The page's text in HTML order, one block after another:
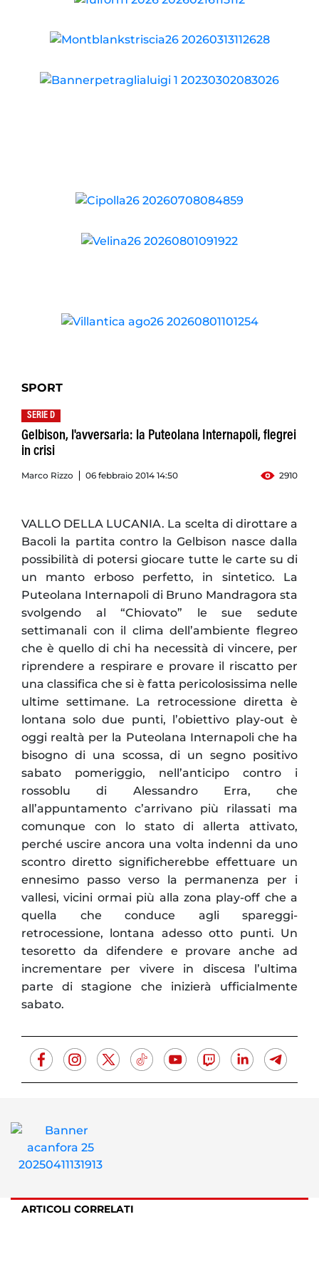
SPORT
SERIE D
Gelbison, l'avversaria: la Puteolana Internapoli, flegrei
in crisi
Marco Rizzo 06 febbraio 2014 14:50 2910
VALLO DELLA LUCANIA. La scelta di dirottare a
Bacoli la partita contro la Gelbison nasce dalla
possibilità di potersi giocare tutte le carte su di
un manto erboso perfetto, in sintetico. La
Puteolana Internapoli di Bruno Mandragora sta
svolgendo al “Chiovato” le sue sedute
settimanali con il clima dell’ambiente flegreo
che è quello di chi ha necessità di vincere, per
riprendere a respirare e provare il riscatto per
una classifica che si è fatta pericolosissima nelle
ultime settimane. La retrocessione diretta è
lontana solo due punti, l’obiettivo play-out è
oggi realtà per la Puteolana Internapoli che ha
bisogno di una scossa, di un segno positivo
sabato pomeriggio, nell’anticipo contro i
rossoblu di Alessandro Erra, che
all’appuntamento c’arrivano più rilassati ma
comunque con lo stato di allerta attivato,
perché uscire ancora una volta indenni da uno
scontro diretto significherebbe effettuare un
ennesimo passo verso la permanenza per i
vallesi, vicini ormai più alla zona play-off che a
quella che conduce agli spareggi-
retrocessione, lontana adesso otto punti. Un
tesoretto da difendere e provare anche ad
incrementare per vivere in discesa l’ultima
parte di stagione che inizierà ufficialmente
sabato.
ARTICOLI CORRELATI